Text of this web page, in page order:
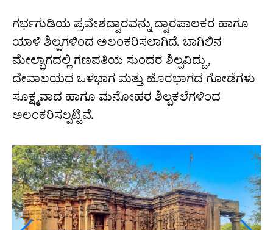
ಗರ್ಭಗುಡಿಯ ಪ್ರವೇಶದ್ವಾರವನ್ನು ದ್ವಾರಪಾಲಕರ ಹಾಗೂ
ಯಾಳಿ ಶಿಲ್ಪಗಳಿಂದ ಅಲಂಕರಿಸಲಾಗಿದೆ. ಬಾಗಿಲಿನ
ಮೇಲ್ಭಾಗದಲ್ಲಿ ಗಣಪತಿಯ ಸುಂದರ ಶಿಲ್ಪವಿದ್ದು,
ದೇವಾಲಯದ ಒಳಭಾಗ ಮತ್ತು ಹೊರಭಾಗದ ಗೋಡೆಗಳು
ಸೂಕ್ಷ್ಮವಾದ ಹಾಗೂ ಮನೋಹರ ಶಿಲ್ಪಕಲೆಗಳಿಂದ
ಅಲಂಕರಿಸಲ್ಪಟ್ಟಿವೆ.